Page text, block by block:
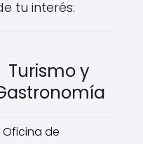
tu interés:
Turismo y
Oficina de